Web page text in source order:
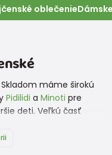
oblečenie
máme širokú
Pidilidi a Minoti pre
deti. Veľkú časť
mesta